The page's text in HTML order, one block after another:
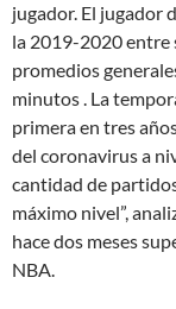
jugador. El jugador
la 2019-2020 entre
promedios
minutos . La
primera en tres
del coronavirus a
cantidad de
máximo nivel”,
hace dos meses
NBA.